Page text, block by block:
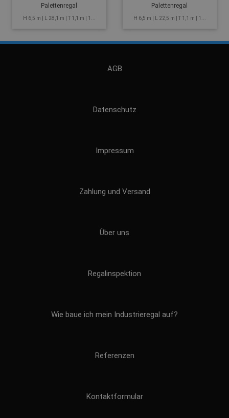
Palettenregal
H 6,5 m | L 28,1 m | T 1,1 m | 1...
Palettenregal
H 6,5 m | L 22,5 m | T 1,1 m | 1...
AGB
Datenschutz
Impressum
Zahlung und Versand
Über uns
Regalinspektion
Wie baue ich mein Industrieregal auf?
Referenzen
Kontaktformular